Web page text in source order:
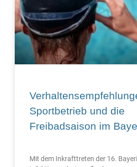
Sportbetrieb und die
Freibadsaison im
Mit dem Inkrafttreten der 16.